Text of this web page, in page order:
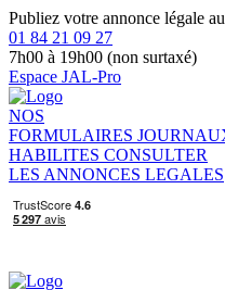
Publiez votre annonce légale
01 84 21 09 27
7h00 à 19h00 (non surtaxé)
Espace JAL-Pro
NOS
FORMULAIRES
HABILITES CONSULTER
LES ANNONCES LEGALES